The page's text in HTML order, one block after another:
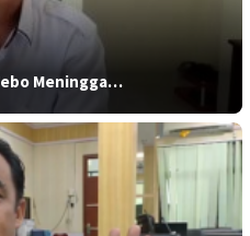
Meningga…